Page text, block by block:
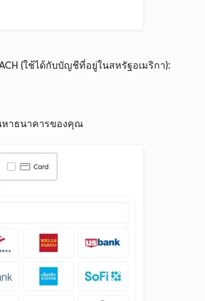
(ใช้ได้กับบัญชีที่อยู่ในสหรัฐอเมริกา):
หาธนาคารของคุณ